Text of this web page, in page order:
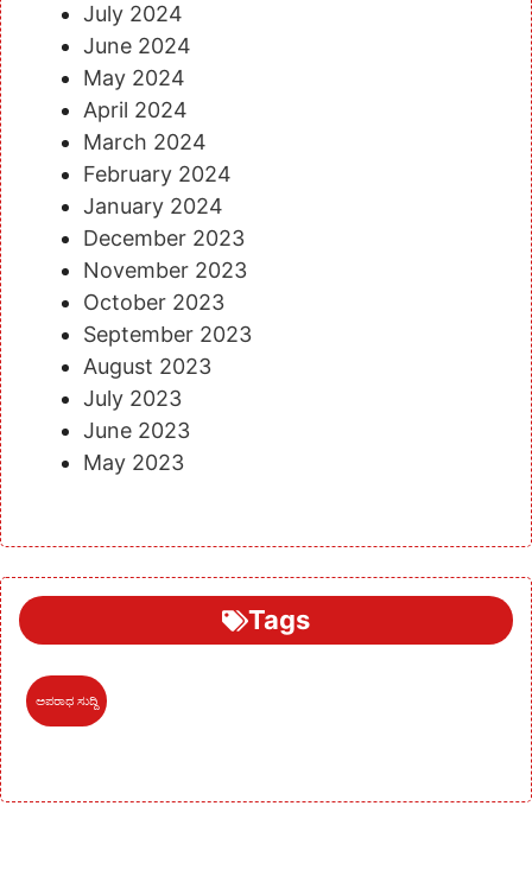
July 2024
June 2024
May 2024
April 2024
March 2024
February 2024
January 2024
December 2023
November 2023
October 2023
September 2023
August 2023
July 2023
June 2023
May 2023
Tags
ಅಪರಾಧ ಸುದ್ದಿ